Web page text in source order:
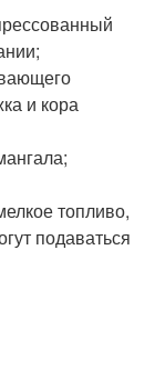
и кора
топливо,
подаваться